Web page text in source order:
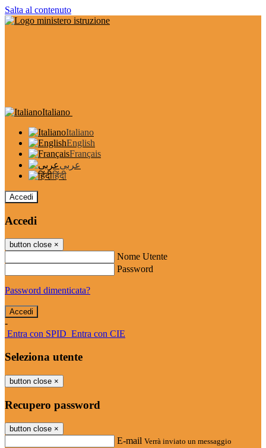
Salta al contenuto
Italiano
Italiano
English
Français
عربى
हिंदी
Accedi
Accedi
button close ×
Nome Utente
Password
Password dimenticata?
-
Entra con SPID Entra con CIE
Seleziona utente
button close ×
Recupero password
button close ×
E-mail Verrà inviato un messaggio